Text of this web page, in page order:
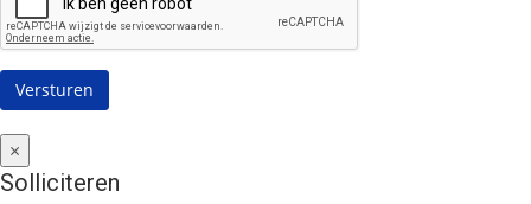
×
Solliciteren